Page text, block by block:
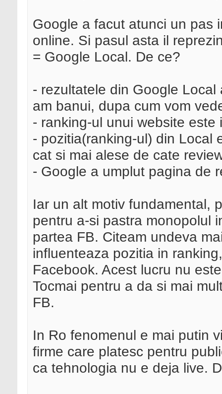
Google a facut atunci un pas
online. Si pasul asta il
= Google Local. De ce?
- rezultatele din Google
am banui, dupa cum vom
- ranking-ul unui website este
- pozitia(ranking-ul) din Local
cat si mai alese de cate
- Google a umplut pagina de
Iar un alt motiv fundamental,
pentru a-si pastra monopolul
partea FB. Citeam undeva
influenteaza pozitia in
Facebook. Acest lucru nu
Tocmai pentru a da si mai
FB.
In Ro fenomenul e mai putin
firme care platesc pentru
ca tehnologia nu e deja live.